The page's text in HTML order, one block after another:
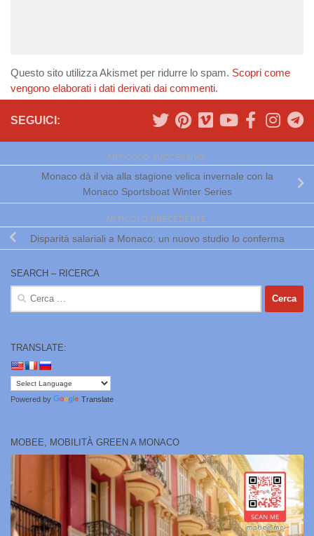
Questo sito utilizza Akismet per ridurre lo spam. Scopri come
vengono elaborati i dati derivati dai commenti.
SEGUICI:
ARTICOLO SUCCESSIVO
Monaco dà il via alla stagione velica invernale con la
Monaco Sportsboat Winter Series
ARTICOLO PRECEDENTE
Disparità salariali a Monaco: un nuovo studio lo conferma
SEARCH – RICERCA
Ricerca
TRANSLATE:
Powered by Translate
MOBEE, MOBILITÀ GREEN A MONACO